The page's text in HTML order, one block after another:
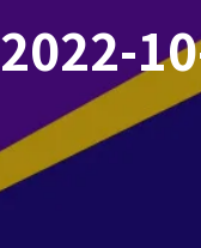
2022-